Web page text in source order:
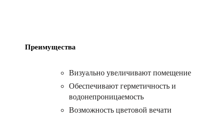
Преимущества
Визуально увеличивают помещение
Обеспечивают герметичность и
водонепроницаемость
Возможность цветовой вечати